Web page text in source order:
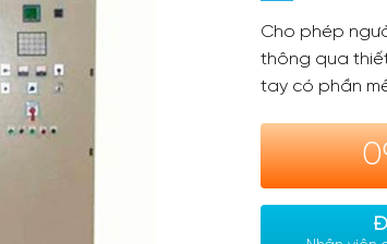
Cho phép
thông qua
tay có phần